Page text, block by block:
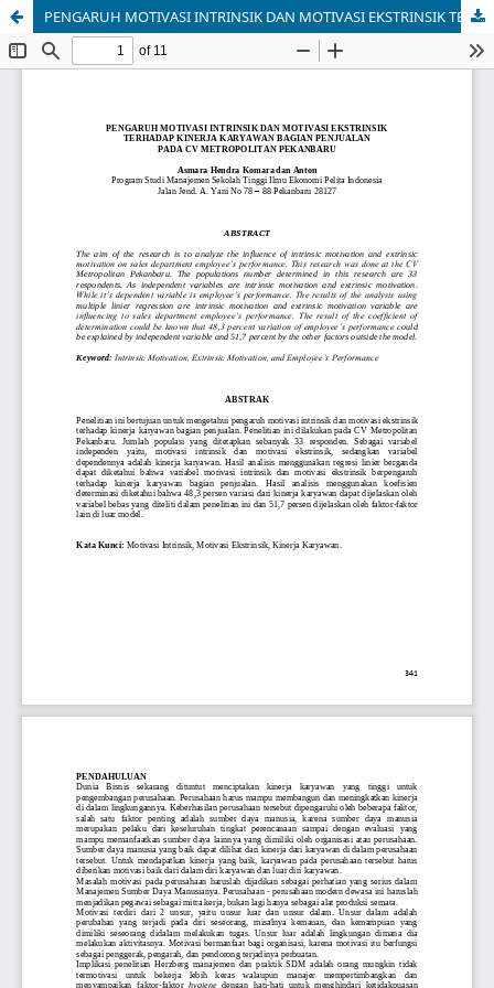
PENGARUH MOTIVASI INTRINSIK DAN MOTIVASI EKSTRINSIK TERHADAP KINERJA KARYAWAN BAGIAN PENJUALAN PADA CV METROPOLITAN PEKANBARU